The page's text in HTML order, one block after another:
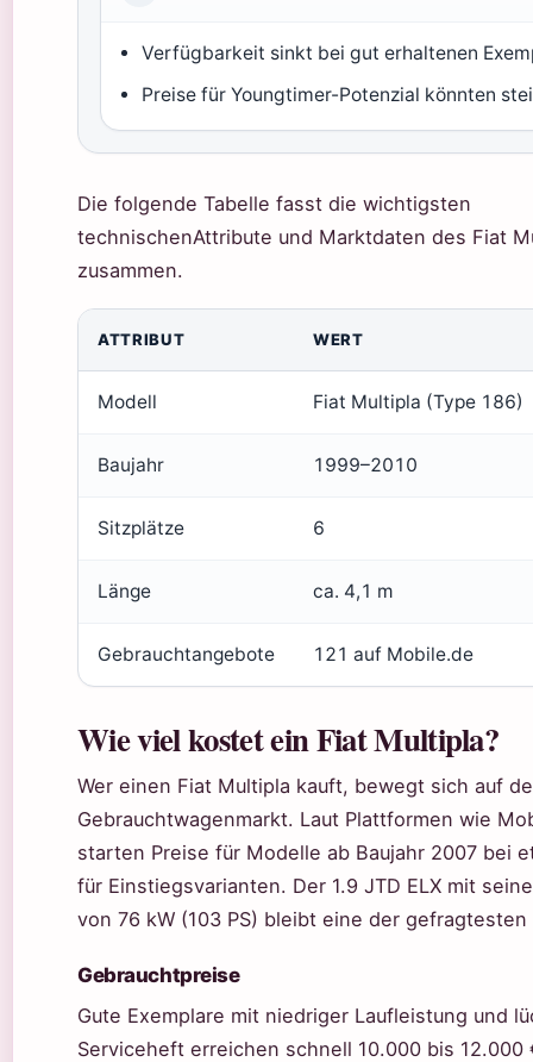
Verfügbarkeit sinkt bei gut erhaltenen
Preise für Youngtimer-Potenzial könnten
Die folgende Tabelle fasst die wichtigsten
technischenAttribute und Marktdaten des Fiat
zusammen.
ATTRIBUT WERT
Modell Fiat Multipla (Type 186)
Baujahr 1999–2010
Sitzplätze 6
Länge ca. 4,1 m
Gebrauchtangebote 121 auf Mobile.de
Wie viel kostet ein Fiat Multipla?
Wer einen Fiat Multipla kauft, bewegt sich auf
Gebrauchtwagenmarkt. Laut Plattformen wie
starten Preise für Modelle ab Baujahr 2007 bei
für Einstiegsvarianten. Der 1.9 JTD ELX mit
von 76 kW (103 PS) bleibt eine der gefragtesten
Gebrauchtpreise
Gute Exemplare mit niedriger Laufleistung und
Serviceheft erreichen schnell 10.000 bis 12.000